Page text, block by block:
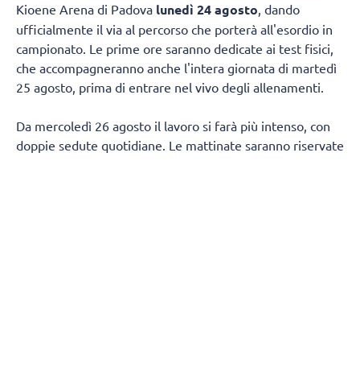
Kioene Arena di Padova lunedì 24 agosto, dando
ufficialmente il via al percorso che porterà all'esordio in
campionato. Le prime ore saranno dedicate ai test fisici,
che accompagneranno anche l'intera giornata di martedì
25 agosto, prima di entrare nel vivo degli allenamenti.
Da mercoledì 26 agosto il lavoro si farà più intenso, con
doppie sedute quotidiane. Le mattinate saranno riservate